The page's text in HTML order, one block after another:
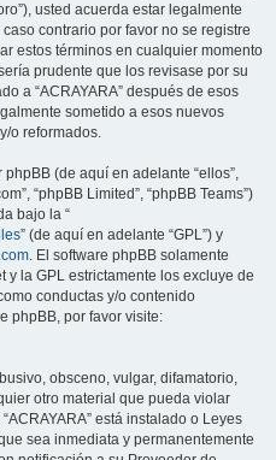
usted acuerda estar legalmente
contrario por favor no se registre
estos términos en cualquier momento
prudente que los revisase por su
a “ACRAYARA” después de esos
sometido a esos nuevos
o reformados.
(de aquí en adelante “ellos”,
“phpBB Limited”, “phpBB Teams”)
bajo la “
” (de aquí en adelante “GPL”) y
. El software phpBB solamente
la GPL estrictamente los excluye de
conductas y/o contenido
phpBB, por favor visite:
obsceno, vulgar, difamatorio,
otro material que pueda violar
está instalado o Leyes
sea inmediata y permanentemente